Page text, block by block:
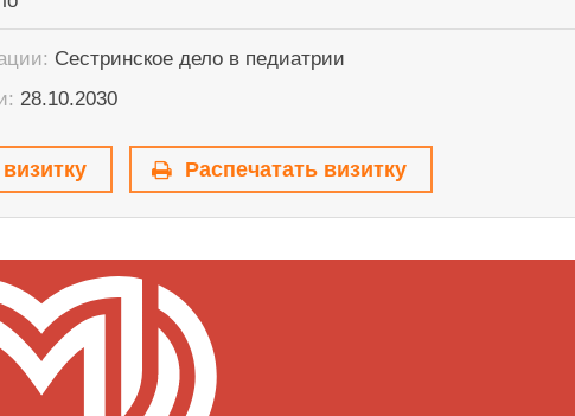
Сестринское дело в педиатрии
28.10.2030
Распечатать визитку